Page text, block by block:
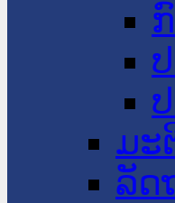
ມະ
ລັດ